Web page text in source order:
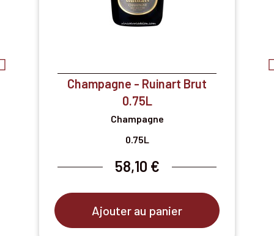
Champagne - Ruinart Brut
0.75L
Champagne
0.75L
58,10 €
Ajouter au panier